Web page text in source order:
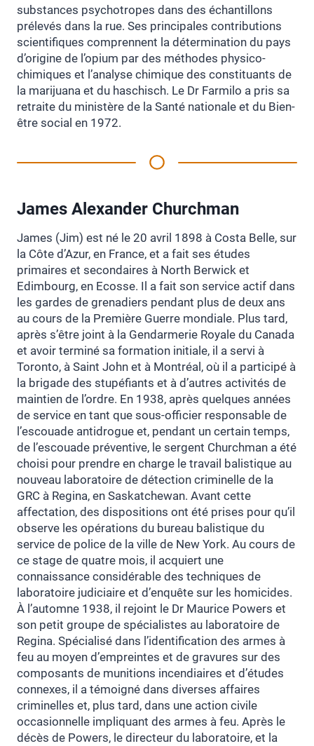
substances psychotropes dans des échantillons
prélevés dans la rue. Ses principales contributions
scientifiques comprennent la détermination du pays
d’origine de l’opium par des méthodes physico-
chimiques et l’analyse chimique des constituants de
la marijuana et du haschisch. Le Dr Farmilo a pris sa
retraite du ministère de la Santé nationale et du Bien-
être social en 1972.
James Alexander Churchman
James (Jim) est né le 20 avril 1898 à Costa Belle, sur
la Côte d’Azur, en France, et a fait ses études
primaires et secondaires à North Berwick et
Edimbourg, en Ecosse. Il a fait son service actif dans
les gardes de grenadiers pendant plus de deux ans
au cours de la Première Guerre mondiale. Plus tard,
après s’être joint à la Gendarmerie Royale du Canada
et avoir terminé sa formation initiale, il a servi à
Toronto, à Saint John et à Montréal, où il a participé à
la brigade des stupéfiants et à d’autres activités de
maintien de l’ordre. En 1938, après quelques années
de service en tant que sous-officier responsable de
l’escouade antidrogue et, pendant un certain temps,
de l’escouade préventive, le sergent Churchman a été
choisi pour prendre en charge le travail balistique au
nouveau laboratoire de détection criminelle de la
GRC à Regina, en Saskatchewan. Avant cette
affectation, des dispositions ont été prises pour qu’il
observe les opérations du bureau balistique du
service de police de la ville de New York. Au cours de
ce stage de quatre mois, il acquiert une
connaissance considérable des techniques de
laboratoire judiciaire et d’enquête sur les homicides.
À l’automne 1938, il rejoint le Dr Maurice Powers et
son petit groupe de spécialistes au laboratoire de
Regina. Spécialisé dans l’identification des armes à
feu au moyen d’empreintes et de gravures sur des
composants de munitions incendiaires et d’études
connexes, il a témoigné dans diverses affaires
criminelles et, plus tard, dans une action civile
occasionnelle impliquant des armes à feu. Après le
décès de Powers, le directeur du laboratoire, et la